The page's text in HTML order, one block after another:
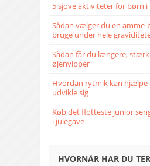
5 sjove aktiviteter for børn i
Sådan vælger du en amme-
bruge under hele
Sådan får du længere,
øjenvipper
Hvordan rytmik kan hjælpe
udvikle sig
Køb det flotteste junior
i julegave
HVORNÅR HAR DU